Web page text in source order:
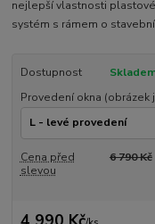
nejlepší vlastnosti
systém s rámem o stavební
Dostupnost
Provedení okna (obrázek
Cena před
slevou
6 790 Kč